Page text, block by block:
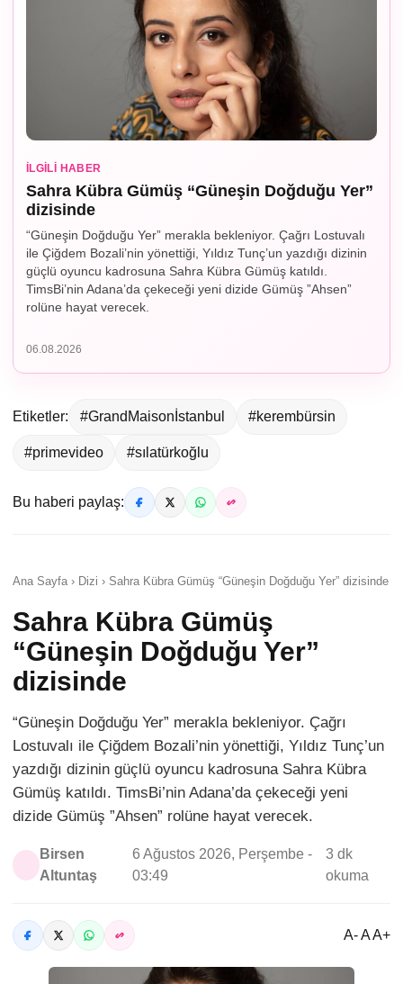
İLGILI HABER
Sahra Kübra Gümüş “Güneşin Doğduğu Yer”
dizisinde
“Güneşin Doğduğu Yer” merakla bekleniyor. Çağrı Lostuvalı
ile Çiğdem Bozali’nin yönettiği, Yıldız Tunç’un yazdığı dizinin
güçlü oyuncu kadrosuna Sahra Kübra Gümüş katıldı.
TimsBi’nin Adana’da çekeceği yeni dizide Gümüş ”Ahsen”
rolüne hayat verecek.
06.08.2026
Etiketler: #GrandMaisonİstanbul #kerembürsin
#primevideo #sılatürkoğlu
Bu haberi paylaş:
Ana Sayfa › Dizi › Sahra Kübra Gümüş “Güneşin Doğduğu Yer” dizisinde
Sahra Kübra Gümüş
“Güneşin Doğduğu Yer”
dizisinde
“Güneşin Doğduğu Yer” merakla bekleniyor. Çağrı
Lostuvalı ile Çiğdem Bozali’nin yönettiği, Yıldız Tunç’un
yazdığı dizinin güçlü oyuncu kadrosuna Sahra Kübra
Gümüş katıldı. TimsBi’nin Adana’da çekeceği yeni
dizide Gümüş ”Ahsen” rolüne hayat verecek.
Birsen
Altuntaş
6 Ağustos 2026, Perşembe -
03:49
3 dk
okuma
A- A A+